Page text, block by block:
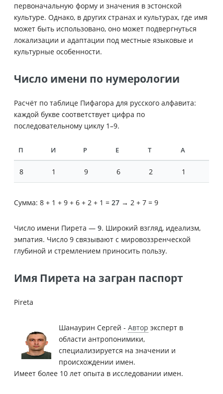
первоначальную форму и значения в эстонской
культуре. Однако, в других странах и культурах, где имя
может быть использовано, оно может подвергнуться
локализации и адаптации под местные языковые и
культурные особенности.
Число имени по нумерологии
Расчёт по таблице Пифагора для русского алфавита:
каждой букве соответствует цифра по
последовательному циклу 1–9.
П И Р Е Т А
8 1 9 6 2 1
Сумма: 8 + 1 + 9 + 6 + 2 + 1 = 27 → 2 + 7 = 9
Число имени Пирета — 9. Широкий взгляд, идеализм,
эмпатия. Число 9 связывают с мировоззренческой
глубиной и стремлением приносить пользу.
Имя Пирета на загран паспорт
Pireta
Шанаурин Сергей - Автор эксперт в
области антропонимики,
специализируется на значении и
происхождении имен.
Имеет более 10 лет опыта в исследовании имен.